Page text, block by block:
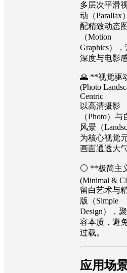
多层次平滑
动（Parallax
配精致动态
（Motion
Graphics）
深度与电影感
🌄 **视觉驱
(Photo
Centric
以高清摄影
（Photo）与
风景（
为核心视觉
画面通透大气
⚪ **极简主
(Minimal &
留白艺术与
版（Simple
Design），
容本质，避
过载。
应用场